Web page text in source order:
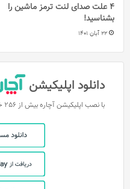
4 علت صدای لنت ترمز ماشین را
بشناسید!
22 آبان 1401
دانلود اپلیکیشن
با نصب اپلیکیشن آچاره بیش از 256 خدمت مورد نیاز در جیب شماست.